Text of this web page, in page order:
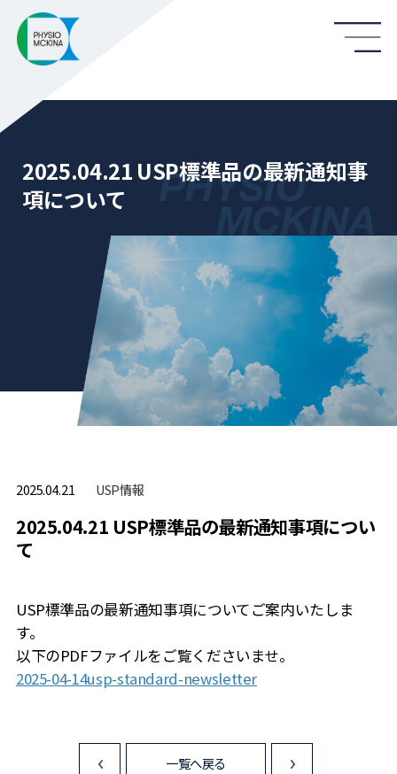
2025.04.21 USP標準品の最新通知事
項について
2025.04.21 USP情報
2025.04.21 USP標準品の最新通知事項につい
て
USP標準品の最新通知事項についてご案内いたしま
す。
以下のPDFファイルをご覧くださいませ。
2025-04-14usp-standard-newsletter
<
一覧へ戻る